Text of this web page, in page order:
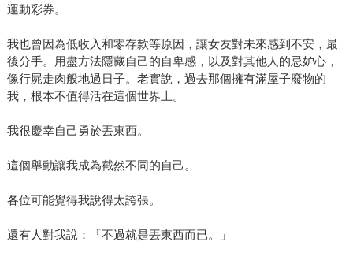
運動彩券。
我也曾因為低收入和零存款等原因，讓女友對未來感到不安，最
後分手。用盡方法隱藏自己的自卑感，以及對其他人的忌妒心，
像行屍走肉般地過日子。老實說，過去那個擁有滿屋子廢物的
我，根本不值得活在這個世界上。
我很慶幸自己勇於丟東西。
這個舉動讓我成為截然不同的自己。
各位可能覺得我說得太誇張。
還有人對我說：「不過就是丟東西而已。」